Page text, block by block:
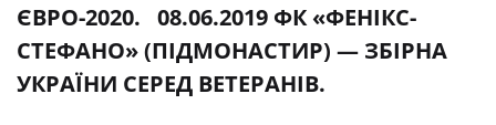
ЄВРО-2020. 08.06.2019 ФК «ФЕНІКС-
СТЕФАНО» (ПІДМОНАСТИР) — ЗБІРНА
УКРАЇНИ СЕРЕД ВЕТЕРАНІВ.